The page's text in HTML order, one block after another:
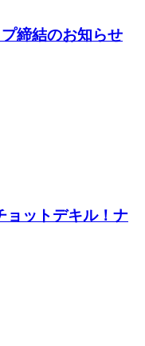
締結のお知らせ
ョットデキル！ナ